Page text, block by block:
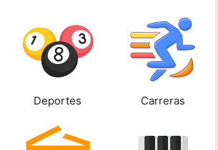
Deportes Carreras